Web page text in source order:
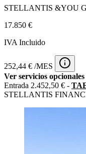
STELLANTIS &YOU
17.850 €
IVA Incluido
252,44 € /MES
Ver servicios
Entrada 2.452,50 € -
STELLANTIS